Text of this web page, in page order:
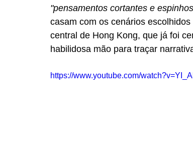
"pensamentos cortantes e
casam com os cenários
central de Hong Kong, que já foi
habilidosa mão para traçar
https://www.youtube.com/